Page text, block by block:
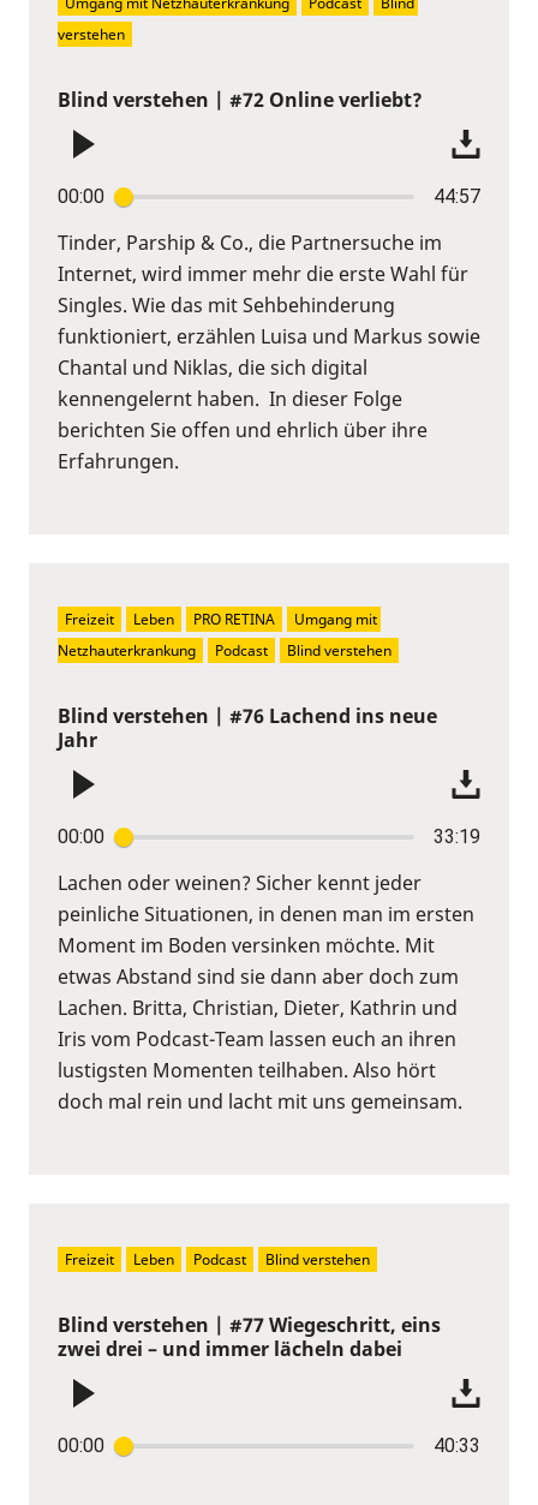
Blind verstehen | #72 Online verliebt?
00:00 44:57
Tinder, Parship & Co., die Partnersuche im
Internet, wird immer mehr die erste Wahl für
Singles. Wie das mit Sehbehinderung
funktioniert, erzählen Luisa und Markus sowie
Chantal und Niklas, die sich digital
kennengelernt haben. In dieser Folge
berichten Sie offen und ehrlich über ihre
Erfahrungen.
verstehen
Blind verstehen | #76 Lachend ins neue
Jahr
00:00 33:19
Lachen oder weinen? Sicher kennt jeder
peinliche Situationen, in denen man im ersten
Moment im Boden versinken möchte. Mit
etwas Abstand sind sie dann aber doch zum
Lachen. Britta, Christian, Dieter, Kathrin und
Iris vom Podcast-Team lassen euch an ihren
lustigsten Momenten teilhaben. Also hört
doch mal rein und lacht mit uns gemeinsam.
Freizeit Leben PRO RETINA
Umgang mit
Netzhauterkrankung
Podcast Blind verstehen
Blind verstehen | #77 Wiegeschritt, eins
zwei drei – und immer lächeln dabei
00:00 40:33
Freizeit Leben Podcast Blind verstehen